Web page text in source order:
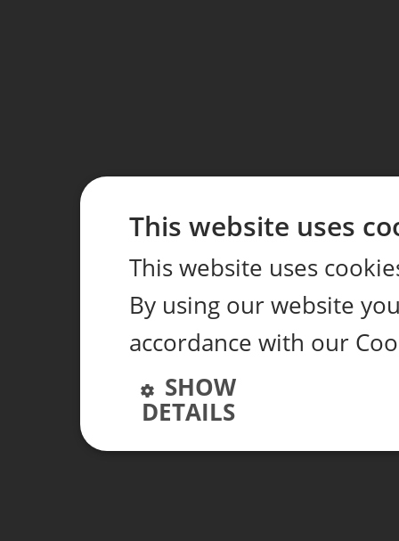
This website uses
This website uses
By using our website
accordance with our
SHOW
DETAILS